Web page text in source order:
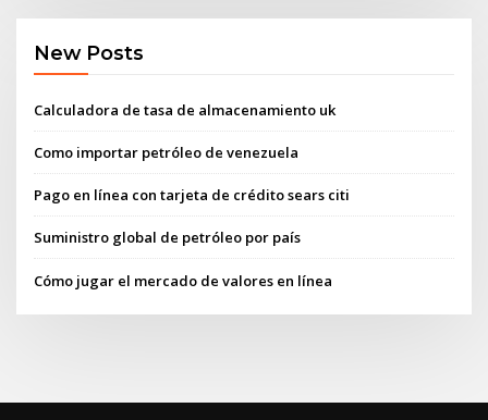
New Posts
Calculadora de tasa de almacenamiento uk
Como importar petróleo de venezuela
Pago en línea con tarjeta de crédito sears citi
Suministro global de petróleo por país
Cómo jugar el mercado de valores en línea